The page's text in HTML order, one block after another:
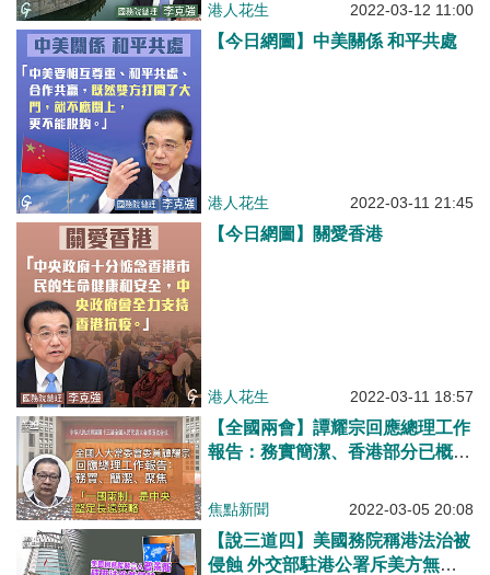
港人花生 2022-03-12 11:00
【今日網圖】中美關係 和平共處
港人花生 2022-03-11 21:45
【今日網圖】關愛香港
港人花生 2022-03-11 18:57
【全國兩會】譚耀宗回應總理工作
報告：務實簡潔、香港部分已概括
遠策略
焦點新聞 2022-03-05 20:08
【說三道四】美國務院稱港法治被
侵蝕 外交部駐港公署斥美方無理